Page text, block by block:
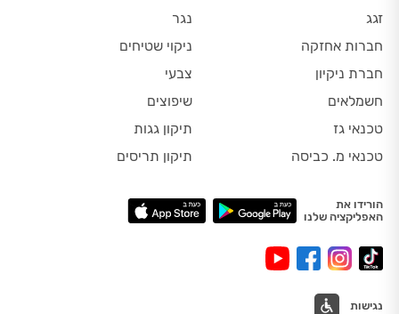
זגג
חברות אחזקה
חברת ניקיון
חשמלאים
טכנאי גז
טכנאי מ. כביסה
נגר
ניקוי שטיחים
צבעי
שיפוצים
תיקון גגות
תיקון תריסים
הורידו את
האפליקציה שלנו
נגישות